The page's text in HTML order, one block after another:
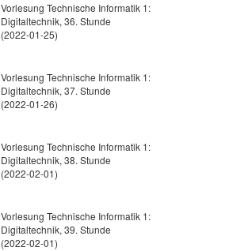
Vorlesung Technische Informatik 1:
Digitaltechnik, 36. Stunde
(2022-01-25)
Vorlesung Technische Informatik 1:
Digitaltechnik, 37. Stunde
(2022-01-26)
Vorlesung Technische Informatik 1:
Digitaltechnik, 38. Stunde
(2022-02-01)
Vorlesung Technische Informatik 1:
Digitaltechnik, 39. Stunde
(2022-02-01)